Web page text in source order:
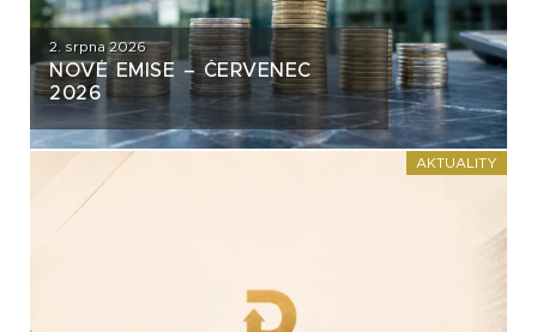
2. srpna 2026
NOVÉ EMISE – ČERVENEC
2026
AKTUALITY